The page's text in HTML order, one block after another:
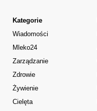
Kategorie
Wiadomości
Mleko24
Zarządzanie
Zdrowie
Żywienie
Cielęta